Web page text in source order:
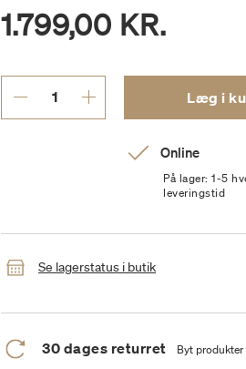
1.799,00 KR.
Læg i
Online
På lager: 1-5
leveringstid
Se lagerstatus i butik
30 dages returret Byt